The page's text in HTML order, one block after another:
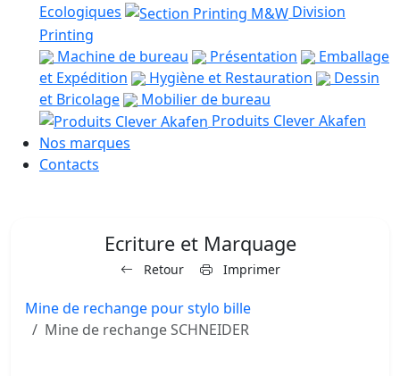
Ecologiques
Division
Printing
Machine de bureau
Présentation
Emballage
et Expédition
Hygiène et Restauration
Dessin
et Bricolage
Mobilier de bureau
Produits Clever Akafen
Nos marques
Contacts
Ecriture et Marquage
Retour Imprimer
Mine de rechange pour stylo bille
Mine de rechange SCHNEIDER